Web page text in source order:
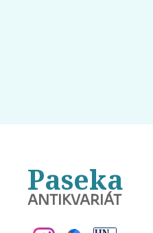
Paseka
ANTIKVARIÁT